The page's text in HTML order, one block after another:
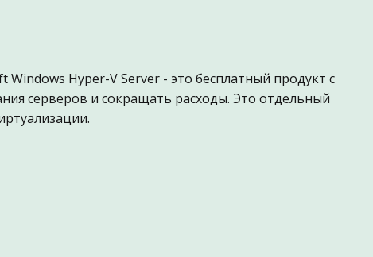
Windows Hyper-V Server - это бесплатный продукт с
серверов и сокращать расходы. Это отдельный